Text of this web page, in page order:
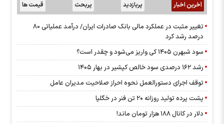
آخرین اخبار پربازدید پربحث قیمت ها
تغییر مثبت در عملکرد مالی بانک صادرات ایران/ درآمد عملیاتی 80
درصد رشد کرد
سود شبهرن ۱۴۰۵ کی واریز می‌شود و چقدر است؟
رشد ۱۶۲ درصدی سود خالص کپشیر در بهار ۱۴۰۵
توقف اجرای دستورالعمل نحوه احراز صلاحیت مدیران عامل
پشت پرده تولید روزانه ۲۰ تن فنر در خگلپا
دلار در کانال ۱۸۸ هزار تومان ماند!